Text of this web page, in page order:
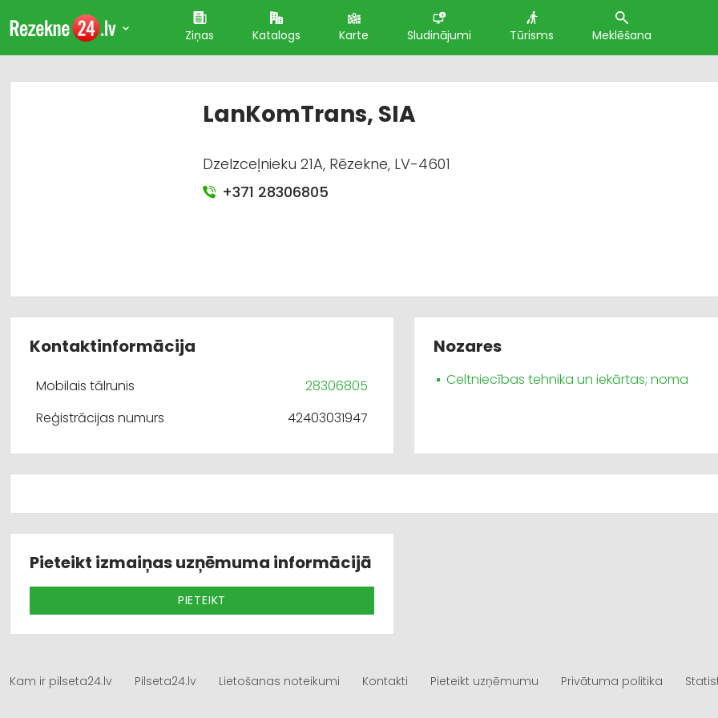
Ziņas Katalogs Karte Sludinājumi Tūrisms Meklēšana
LanKomTrans, SIA
Dzelzceļnieku 21A, Rēzekne, LV-4601
+371 28306805
Kontaktinformācija
Mobilais tālrunis
28306805
Reģistrācijas numurs
42403031947
Nozares
Celtniecības tehnika un iekārtas; noma
Pieteikt izmaiņas uzņēmuma informācijā
PIETEIKT
Kam ir pilseta24.lv Pilseta24.lv Lietošanas noteikumi Kontakti Pieteikt uzņēmumu Privātuma politika